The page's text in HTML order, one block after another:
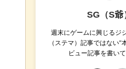
SG（S爺
週末にゲームに興じるジ
（ステマ）記事ではない”
ビュー記事を書いて